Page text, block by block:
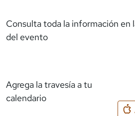
Consulta toda la información en
del evento
Agrega la travesía a tu
calendario